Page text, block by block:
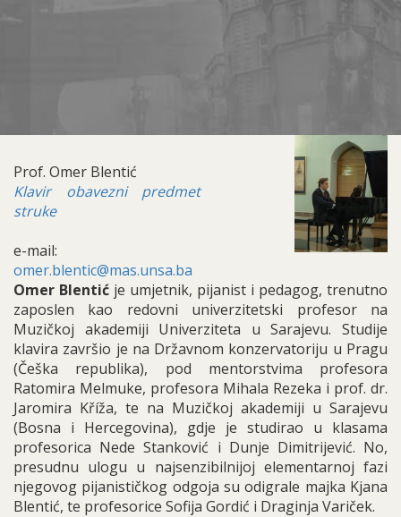
Prof. Omer Blentić
Klavir obavezni predmet
struke
e-mail:
omer.blentic@mas.unsa.ba
Omer Blentić je umjetnik, pijanist i pedagog, trenutno
zaposlen kao redovni univerzitetski profesor na
Muzičkoj akademiji Univerziteta u Sarajevu. Studije
klavira završio je na Državnom konzervatoriju u Pragu
(Češka republika), pod mentorstvima profesora
Ratomira Melmuke, profesora Mihala Rezeka i prof. dr.
Jaromira Kříža, te na Muzičkoj akademiji u Sarajevu
(Bosna i Hercegovina), gdje je studirao u klasama
profesorica Nede Stanković i Dunje Dimitrijević. No,
presudnu ulogu u najsenzibilnijoj elementarnoj fazi
njegovog pijanističkog odgoja su odigrale majka Kjana
Blentić, te profesorice Sofija Gordić i Draginja Variček.